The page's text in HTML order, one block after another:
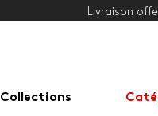
Livraison
Collections